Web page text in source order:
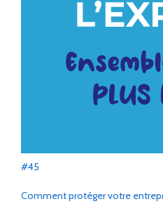
#45
Comment protéger votre